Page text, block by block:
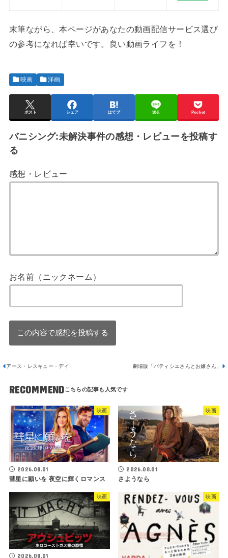
末筆ながら、本ページがあなたの動画配信サービス選び
の参考になれば幸いです。良い動画ライフを！
映画 洋画
ポスト シェア はてブ 送る Pocket
バニシング:未解決事件の感想・レビューを投稿す
る
感想・レビュー
お名前（ニックネーム）
アース・レスキュー・デイ 劇場版「パティシエさんとお嬢さん」
RECOMMEND
映画
2026.08.01
彗星に願いを 夜空に輝くロマンス
映画
2026.08.01
さようなら
映画
2026.08.01
映画